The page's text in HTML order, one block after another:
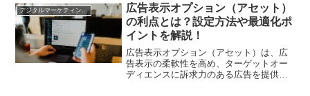
デジタルマーケティング基礎
広告表示オプション（アセット）
の利点とは？設定方法や最適化ポ
イントを解説！
広告表示オプション（アセット）は、広
告表示の柔軟性を高め、ターゲットオー
ディエンスに訴求力のある広告を提供す